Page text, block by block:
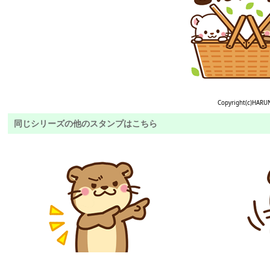
同じシリーズの他のスタンプはこちら